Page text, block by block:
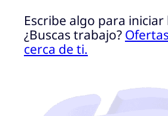
Escribe algo para
¿Buscas trabajo?
cerca de ti.